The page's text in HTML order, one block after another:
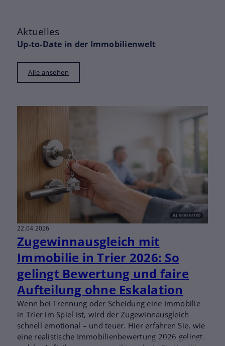
Aktuelles
Up-to-Date in der Immobilienwelt
Alle ansehen
22.04.2026
Zugewinnausgleich mit
Immobilie in Trier 2026: So
gelingt Bewertung und faire
Aufteilung ohne Eskalation
Wenn bei Trennung oder Scheidung eine Immobilie
in Trier im Spiel ist, wird der Zugewinnausgleich
schnell emotional – und teuer. Hier erfahren Sie, wie
eine realistische Immobilienbewertung 2026 gelingt,